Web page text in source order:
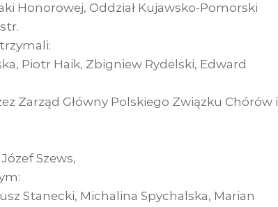
Honorowej, Oddział Kujawsko-Pomorski
Piotr Haik, Zbigniew Rydelski, Edward
Zarząd Główny Polskiego Związku Chórów i
Szews,
Stanecki, Michalina Spychalska, Marian